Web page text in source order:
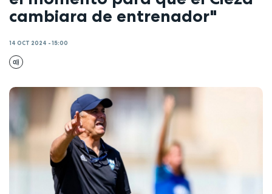
cambiara de entrenador"
14 OCT 2024 - 15:00